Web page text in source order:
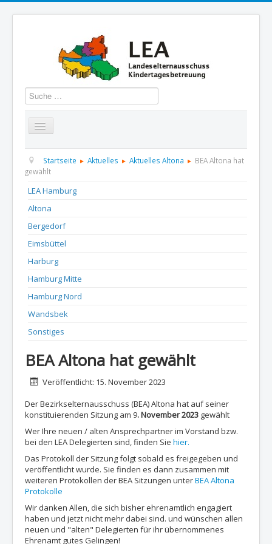
Suchen
Startseite Über uns Aktuelles Termine
Informationen
Kontakt
Startseite Aktuelles Aktuelles Altona
BEA Altona hat
gewählt
LEA Hamburg
Altona
Bergedorf
Eimsbüttel
Harburg
Hamburg Mitte
Hamburg Nord
Wandsbek
Sonstiges
BEA Altona hat gewählt
DetailsVeröffentlicht: 15. November 2023
Der Bezirkselternausschuss (BEA) Altona hat auf seiner
konstituierenden Sitzung am 9. November 2023 gewählt
Wer Ihre neuen / alten Ansprechpartner im Vorstand bzw.
bei den LEA Delegierten sind, finden Sie hier.
Das Protokoll der Sitzung folgt sobald es freigegeben und
veröffentlicht wurde. Sie finden es dann zusammen mit
weiteren Protokollen der BEA Sitzungen unterBEA Altona
Protokolle
Wir danken Allen, die sich bisher ehrenamtlich engagiert
haben und jetzt nicht mehr dabei sind. und wünschen allen
neuen und "alten" Delegierten für ihr übernommenes
Ehrenamt gutes Gelingen!